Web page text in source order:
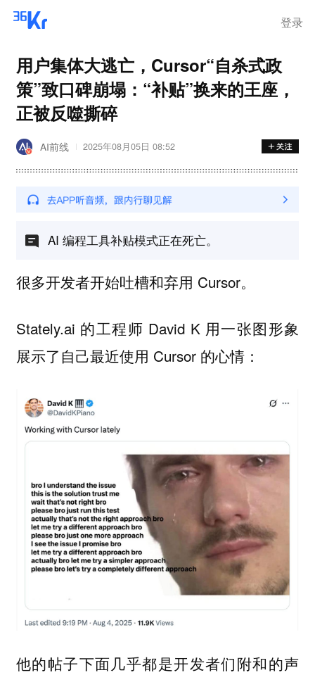
登录
用户集体大逃亡，Cursor“自杀式政
策”致口碑崩塌：“补贴”换来的王座，
正被反噬撕碎
AI前线 2025年08月05日 08:52
AI 编程工具补贴模式正在死亡。
很多开发者开始吐槽和弃用 Cursor。
Stately.ai 的工程师 David K 用一张图形象
展示了自己最近使用 Cursor 的心情：
他的帖子下面几乎都是开发者们附和的声